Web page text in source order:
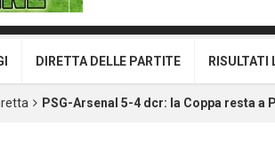
DIRETTA DELLE PARTITE RISULTATI
PSG-Arsenal 5-4 dcr: la Coppa resta a